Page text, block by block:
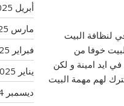
لنظافة البيت
خوفا من
ايد امينة و لكن
لهم مهمة البيت
أبريل 2025
مارس 2025
فبراير 2025
يناير 2025
ديسمبر 2024